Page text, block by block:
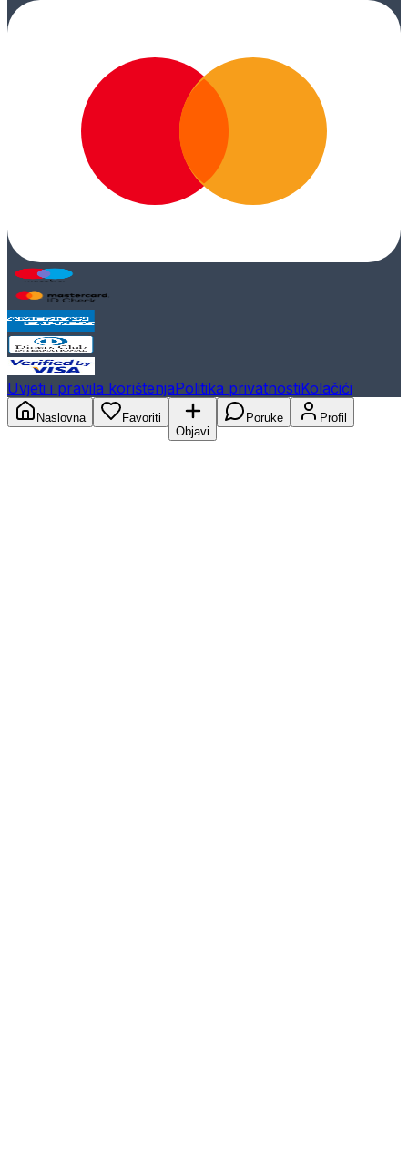
Uvjeti i pravila korištenjaPolitika privatnostiKolačići
Naslovna
Favoriti
Objavi
Poruke Profil